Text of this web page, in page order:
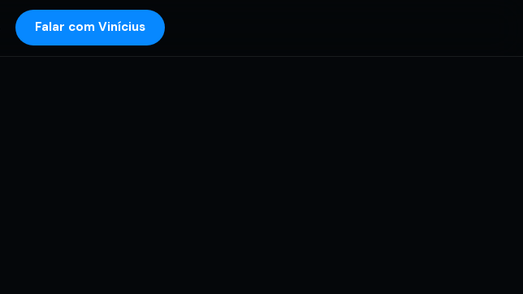
Falar com Vinícius